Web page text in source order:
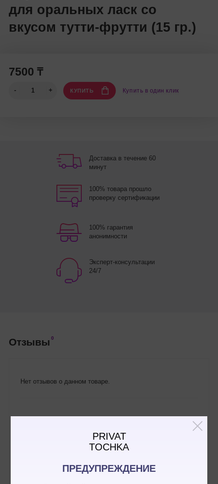
PRIVAT
TOCHKA
ПРЕДУПРЕЖДЕНИЕ
для оральных ласк со
вкусом тутти-фрутти (15 гр.)
7500 ₸
КУПИТЬ Купить в один клик
Доставка в течение 60
минут
100% товара прошло
проверку сертификации
100% гарантия
анонимности
Эксперт-консультации
24/7
Отзывы 0
Нет отзывов о данном товаре.